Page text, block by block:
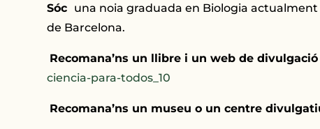
Sóc una noia graduada en Biologia
de Barcelona.
Recomana’ns un llibre i un web de
ciencia-para-todos_10
Recomana’ns un museu o un centre